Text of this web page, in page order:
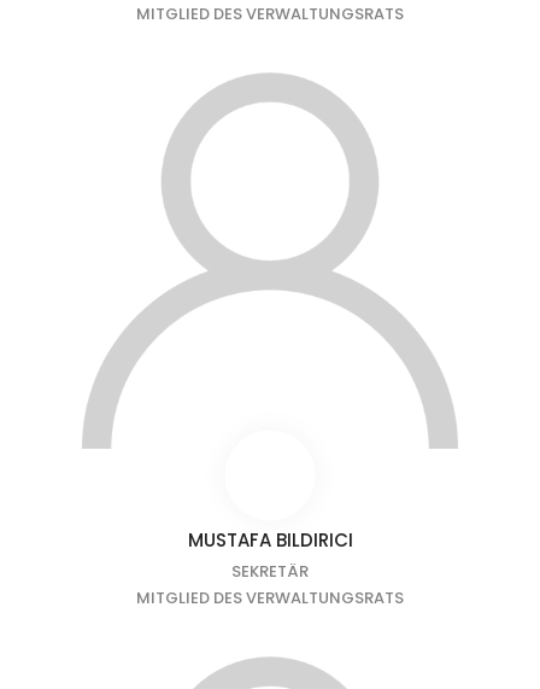
MITGLIED DES VERWALTUNGSRATS
MUSTAFA BILDIRICI
SEKRETÄR
MITGLIED DES VERWALTUNGSRATS